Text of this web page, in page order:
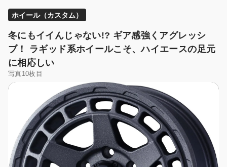
ホイール（カスタム）
冬にもイイんじゃない!? ギア感強くアグレッシ
ブ！ ラギッド系ホイールこそ、ハイエースの足元
に相応しい
写真10枚目